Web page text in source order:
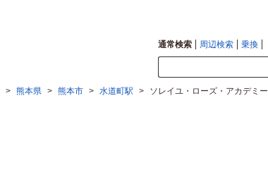
通常検索 周辺検索 乗換
> 熊本県 > 熊本市 > 水道町駅 > ソレイユ・ローズ・アカデミー